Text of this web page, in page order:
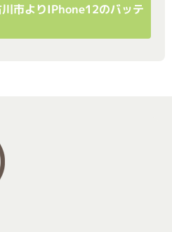
市よりiPhone12のバッテ